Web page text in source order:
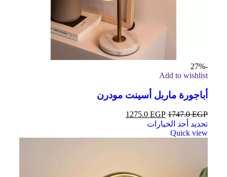
-27%
Add to wishlist
أباجورة ماربل أسينت مودرن
1747.0EGP
1275.0 EGP
تحديد أحد الخيارات
Quick view